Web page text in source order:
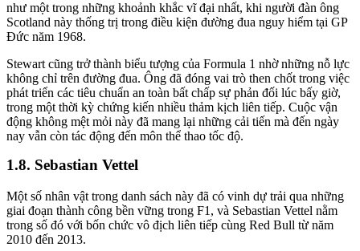
như một trong những khoảnh khắc vĩ đại nhất, khi người đàn ông
Scotland này thống trị trong điều kiện đường đua nguy hiểm tại GP
Đức năm 1968.
Stewart cũng trở thành biểu tượng của Formula 1 nhờ những nỗ lực
không chỉ trên đường đua. Ông đã đóng vai trò then chốt trong việc
phát triển các tiêu chuẩn an toàn bất chấp sự phản đối lúc bấy giờ,
trong một thời kỳ chứng kiến nhiều thảm kịch liên tiếp. Cuộc vận
động không mệt mỏi này đã mang lại những cải tiến mà đến ngày
nay vẫn còn tác động đến môn thể thao tốc độ.
Sebastian Vettel
Một số nhân vật trong danh sách này đã có vinh dự trải qua những
giai đoạn thành công bền vững trong F1, và Sebastian Vettel nằm
trong số đó với bốn chức vô địch liên tiếp cùng Red Bull từ năm
2010 đến 2013.